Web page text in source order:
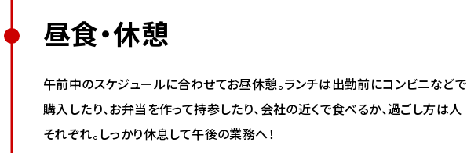
昼食・休憩
午前中のスケジュールに合わせてお昼休憩。ランチは出勤前にコンビニなどで
購入したり、お弁当を作って持参したり、会社の近くで食べるか、過ごし方は人
それぞれ。しっかり休息して午後の業務へ！